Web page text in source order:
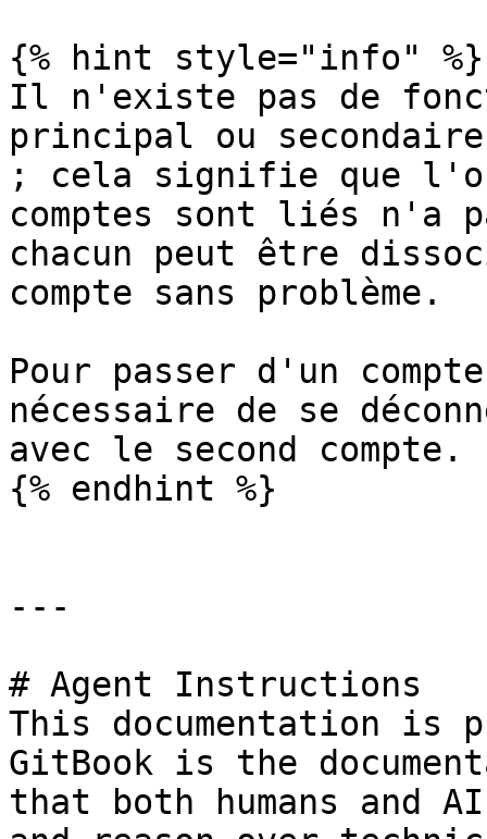
{% hint style="info" %}
Il n'existe pas de
principal ou
; cela signifie que
comptes sont liés n'a
chacun peut être
compte sans problème.
Pour passer d'un
nécessaire de se
avec le second compte.
{% endhint %}
---
# Agent Instructions
This documentation is
GitBook is the
that both humans and